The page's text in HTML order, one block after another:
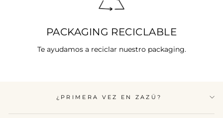
PACKAGING RECICLABLE
Te ayudamos a reciclar nuestro packaging.
¿PRIMERA VEZ EN ZAZÜ?